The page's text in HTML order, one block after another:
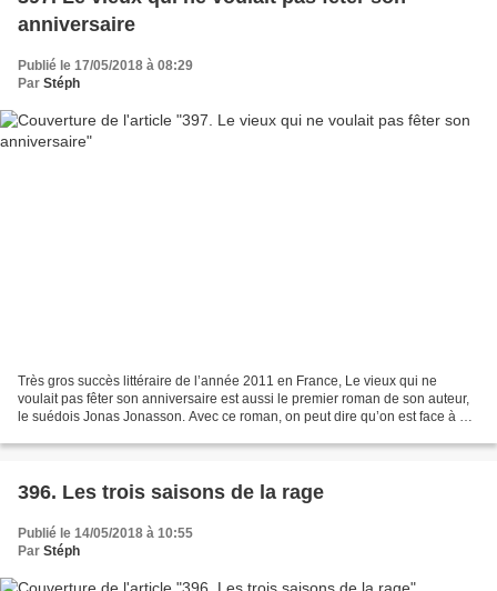
anniversaire
Publié le 17/05/2018 à 08:29
Par Stéph
Très gros succès littéraire de l’année 2011 en France, Le vieux qui ne
voulait pas fêter son anniversaire est aussi le premier roman de son auteur,
le suédois Jonas Jonasson. Avec ce roman, on peut dire qu’on est face à un
396. Les trois saisons de la rage
Publié le 14/05/2018 à 10:55
Par Stéph